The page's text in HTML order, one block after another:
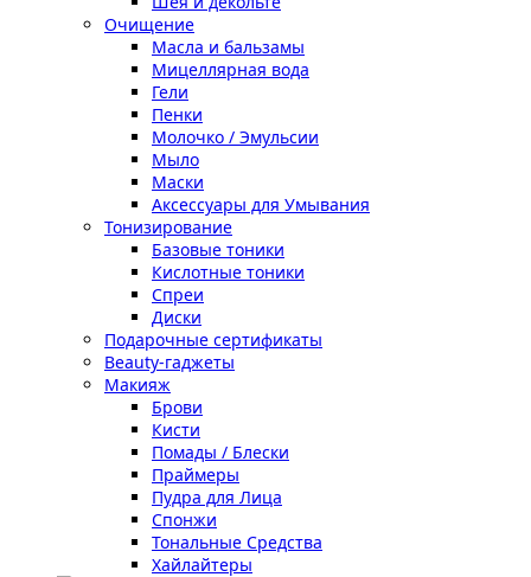
Очищение
Масла и бальзамы
Мицеллярная вода
Гели
Пенки
Молочко / Эмульсии
Мыло
Маски
Аксессуары для Умывания
Тонизирование
Базовые тоники
Кислотные тоники
Спреи
Диски
Подарочные сертификаты
Beauty-гаджеты
Макияж
Брови
Кисти
Помады / Блески
Праймеры
Пудра для Лица
Спонжи
Тональные Средства
Хайлайтеры